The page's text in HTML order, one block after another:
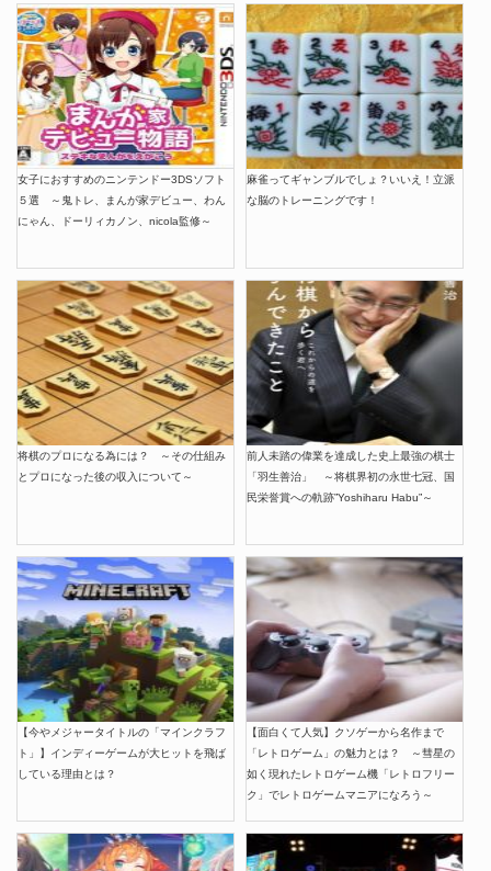
女子におすすめのニンテンドー3DSソフト
５選 ～鬼トレ、まんが家デビュー、わん
にゃん、ドーリィカノン、nicola監修～
麻雀ってギャンブルでしょ？いいえ！立派
な脳のトレーニングです！
将棋のプロになる為には？ ～その仕組み
とプロになった後の収入について～
前人未踏の偉業を達成した史上最強の棋士
「羽生善治」 ～将棋界初の永世七冠、国
民栄誉賞への軌跡”Yoshiharu Habu”～
【今やメジャータイトルの「マインクラフ
ト」】インディーゲームが大ヒットを飛ば
している理由とは？
【面白くて人気】クソゲーから名作まで
「レトロゲーム」の魅力とは？ ～彗星の
如く現れたレトロゲーム機「レトロフリー
ク」でレトロゲームマニアになろう～